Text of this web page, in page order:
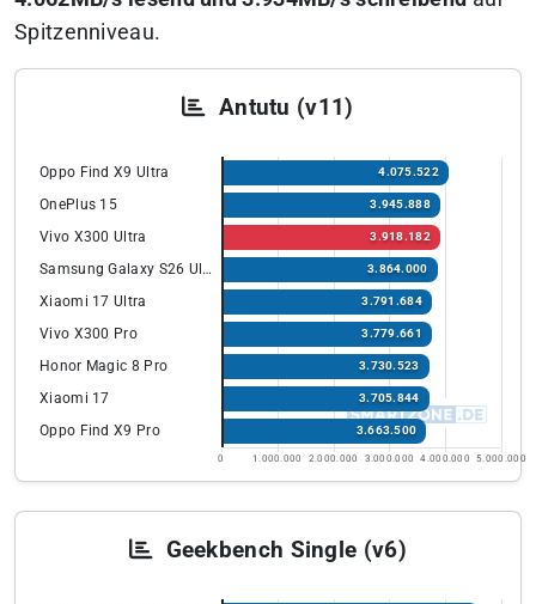
Spitzenniveau.
Antutu (v11)
Oppo Find X9 Ultra 4.075.522
OnePlus 15 3.945.888
Vivo X300 Ultra 3.918.182
Samsung Galaxy S26 Ultra 3.864.000
Xiaomi 17 Ultra 3.791.684
Vivo X300 Pro 3.779.661
Honor Magic 8 Pro 3.730.523
Xiaomi 17 3.705.844
Oppo Find X9 Pro 3.663.500
0 1.000.000 2.000.000 3.000.000 4.000.000 5.000.000
Geekbench Single (v6)